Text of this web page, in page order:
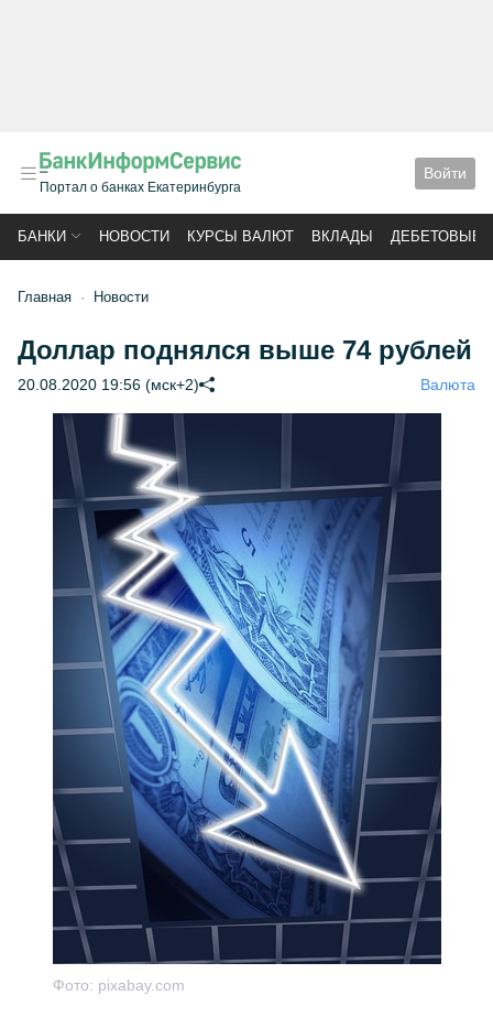
Портал о банках Екатеринбурга
Войти
БАНКИ НОВОСТИ КУРСЫ ВАЛЮТ ВКЛАДЫ ДЕБЕТОВЫЕ
Главная Новости
Доллар поднялся выше 74 рублей
20.08.2020 19:56 (мск+2) Валюта
Фото: pixabay.com